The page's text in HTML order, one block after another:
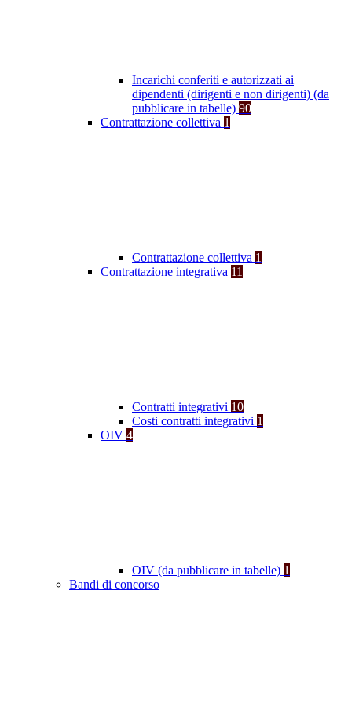
Incarichi conferiti e autorizzati ai
dipendenti (dirigenti e non dirigenti) (da
pubblicare in tabelle) 90
Contrattazione collettiva 1
Contrattazione collettiva 1
Contrattazione integrativa 11
Contratti integrativi 10
Costi contratti integrativi 1
OIV 4
OIV (da pubblicare in tabelle) 1
Bandi di concorso